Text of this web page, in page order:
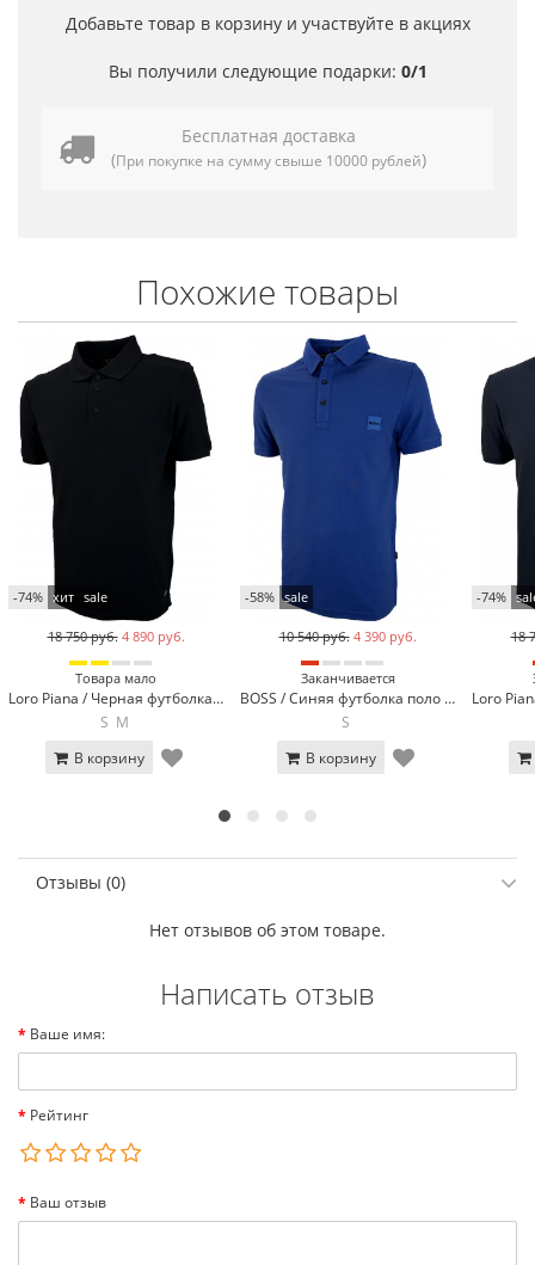
Добавьте товар в корзину и участвуйте в акциях
Вы получили следующие подарки: 0/1
Бесплатная доставка
(При покупке на сумму свыше 10000 рублей)
Похожие товары
-74% хит sale
18 750 руб. 4 890 руб.
Товара мало
Loro Piana / Черная футболка поло Loro Piana 570-1
S M
В корзину
-58% sale
10 540 руб. 4 390 руб.
Заканчивается
BOSS / Синяя футболка поло BOSS 13-923-4
S
В корзину
-74%
18
Отзывы (0)
Нет отзывов об этом товаре.
Написать отзыв
Ваше имя:
Рейтинг
Ваш отзыв